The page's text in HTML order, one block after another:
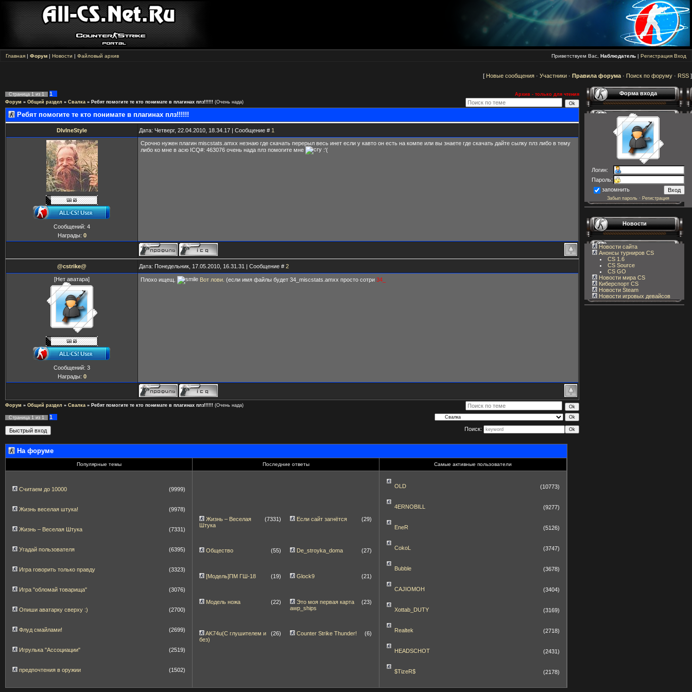
Главная | Форум | Новости | Файловый архив Приветствуем Вас, Наблюдатель | Регистрация Вход
[ Новые сообщения · Участники · Правила форума · Поиск по форуму · RSS ]
Страница 1 из 1 1
Архив - только для чтения
Форум » Общий раздел » Свалка » Ребят помогите те кто понимате в плагинах плз!!!!!! (Очень нада)
Ребят помогите те кто понимате в плагинах плз!!!!!!
DIvIneStyle Дата: Четверг, 22.04.2010, 18.34.17 | Сообщение # 1
Сообщений: 4
Награды: 0
Срочно нужен плагин miscstats.amxx незнаю где скачать перерыл весь инет если у кавто он есть на компе или вы знаете где скачать дайте сылку плз либо в тему
либо ко мне в асю ICQ#: 463076 очень нада плз помогите мне
:'(
@cstrike@ Дата: Понедельник, 17.05.2010, 16.31.31 | Сообщение # 2
[Нет аватара]
Сообщений: 3
Награды: 0
Плохо ищещ. Вот лови. (если имя файлы будет 34_miscstats.amxx просто сотри 34_
Форум » Общий раздел » Свалка » Ребят помогите те кто понимате в плагинах плз!!!!!! (Очень нада)
Страница 1 из 1
1
Поиск:
На форуме
Популярные темы Последние ответы Самые активные пользователи
Считаем до 10000 (9999)
Жизнь веселая штука! (9978)
Жизнь – Веселая Штука (7331)
Угадай пользователя (6395)
Игра говорить только правду (3323)
Игра "обломай товарища" (3076)
Опиши аватарку сверху :) (2700)
Флуд смайлами! (2699)
Игрулька "Ассоциации" (2519)
предпочтения в оружии (1502)
Жизнь – Веселая
Штука
(7331) Если сайт загнётся (29)
Общество (55) De_stroyka_doma (27)
[Модель]ПМ ГШ-18 (19) Glock9 (21)
Модель ножа (22)
Это моя первая карта
awp_ships
(23)
AK74u(С глушителем и
без)
(26) Counter Strike Thunder! (6)
OLD (10773)
4ERNOBILL (9277)
EneR (5126)
CokoL (3747)
Bubble (3678)
CAJIOMOH (3404)
Xottab_DUTY (3169)
Realtek (2718)
HEADSCHOT (2431)
$TizeR$ (2178)
Форма входа
Логин:
Пароль:
запомнить
Забыл пароль · Регистрация
Новости
Новости сайта
Анонсы турниров CS
CS 1.6
CS Source
CS GO
Новости мира CS
Киберспорт CS
Новости Steam
Новости игровых девайсов